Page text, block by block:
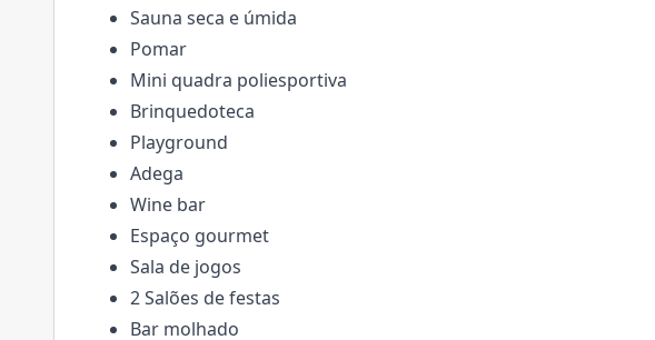
Sauna seca e úmida
Pomar
Mini quadra poliesportiva
Brinquedoteca
Playground
Adega
Wine bar
Espaço gourmet
Sala de jogos
2 Salões de festas
Bar molhado